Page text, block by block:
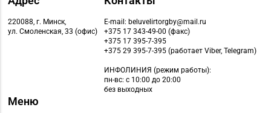
220088, г. Минск,
ул. Смоленская, 33 (офис)
E-mail: beluvelirtorgby@mail.ru
+375 17 343-49-00 (факс)
+375 17 395-7-395
+375 29 395-7-395 (работает Viber, Telegram)
ИНФОЛИНИЯ (режим работы):
пн-вс: с 10:00 до 20:00
без выходных
Меню